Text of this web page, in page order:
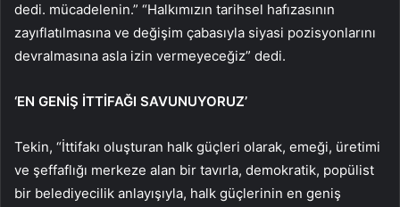
dedi. mücadelenin.” “Halkımızın tarihsel hafızasının
zayıflatılmasına ve değişim çabasıyla siyasi pozisyonlarını
devralmasına asla izin vermeyeceğiz” dedi.
‘EN GENİŞ İTTİFAĞI SAVUNUYORUZ’
Tekin, “İttifakı oluşturan halk güçleri olarak, emeği, üretimi
ve şeffaflığı merkeze alan bir tavırla, demokratik, popülist
bir belediyecilik anlayışıyla, halk güçlerinin en geniş